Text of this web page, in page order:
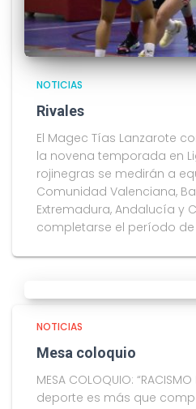
NOTICIAS
Rivales
El Magec Tías Lanzarote
la novena temporada en
rojinegras se medirán a
Comunidad Valenciana,
Extremadura, Andalucía y
completarse el período de
NOTICIAS
Mesa coloquio
MESA COLOQUIO: “RACISMO
deporte es más que